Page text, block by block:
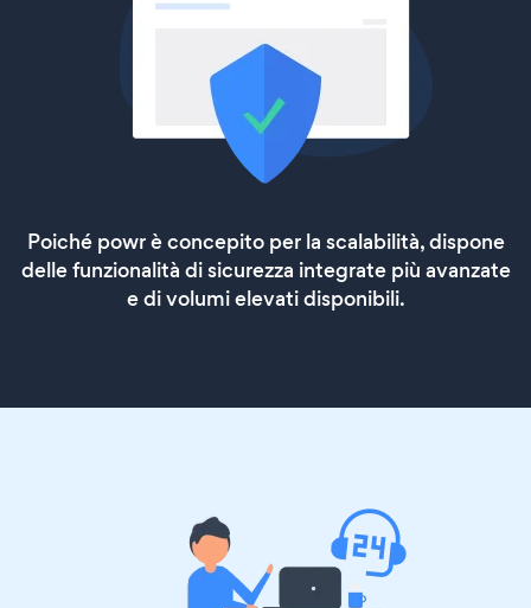
Poiché powr è concepito per la scalabilità, dispone
delle funzionalità di sicurezza integrate più avanzate
e di volumi elevati disponibili.